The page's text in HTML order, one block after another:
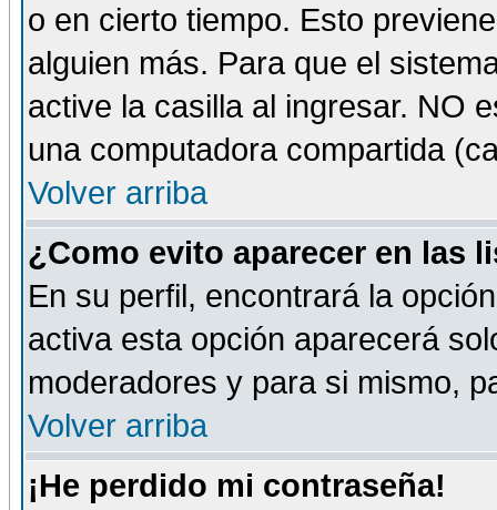
o en cierto tiempo. Esto
alguien más. Para que el
active la casilla al ingresar. NO
una computadora compartida
Volver arriba
¿Como evito aparecer en las
En su perfil, encontrará la
activa esta opción aparecerá
moderadores y para si mismo,
Volver arriba
¡He perdido mi contraseña!